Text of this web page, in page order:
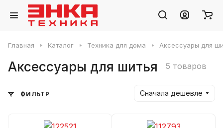
Главная Каталог Техника для дома Аксессуары для
Аксессуары для шитья 5 товаров
ФИЛЬТР Сначала дешевле